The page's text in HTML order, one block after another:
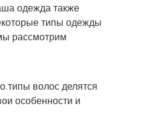
одежда также
типы одежды
рассмотрим
волос делятся
особенности и